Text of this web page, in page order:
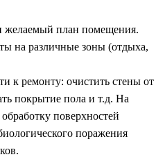
желаемый план помещения.
на различные зоны (отдыха,
к ремонту: очистить стены от
покрытие пола и т.д. На
поверхностей
поражения